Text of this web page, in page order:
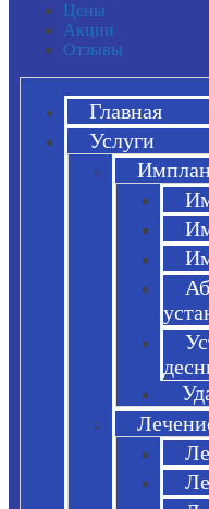
Цены
Акции
Отзывы
Главная
Услуги